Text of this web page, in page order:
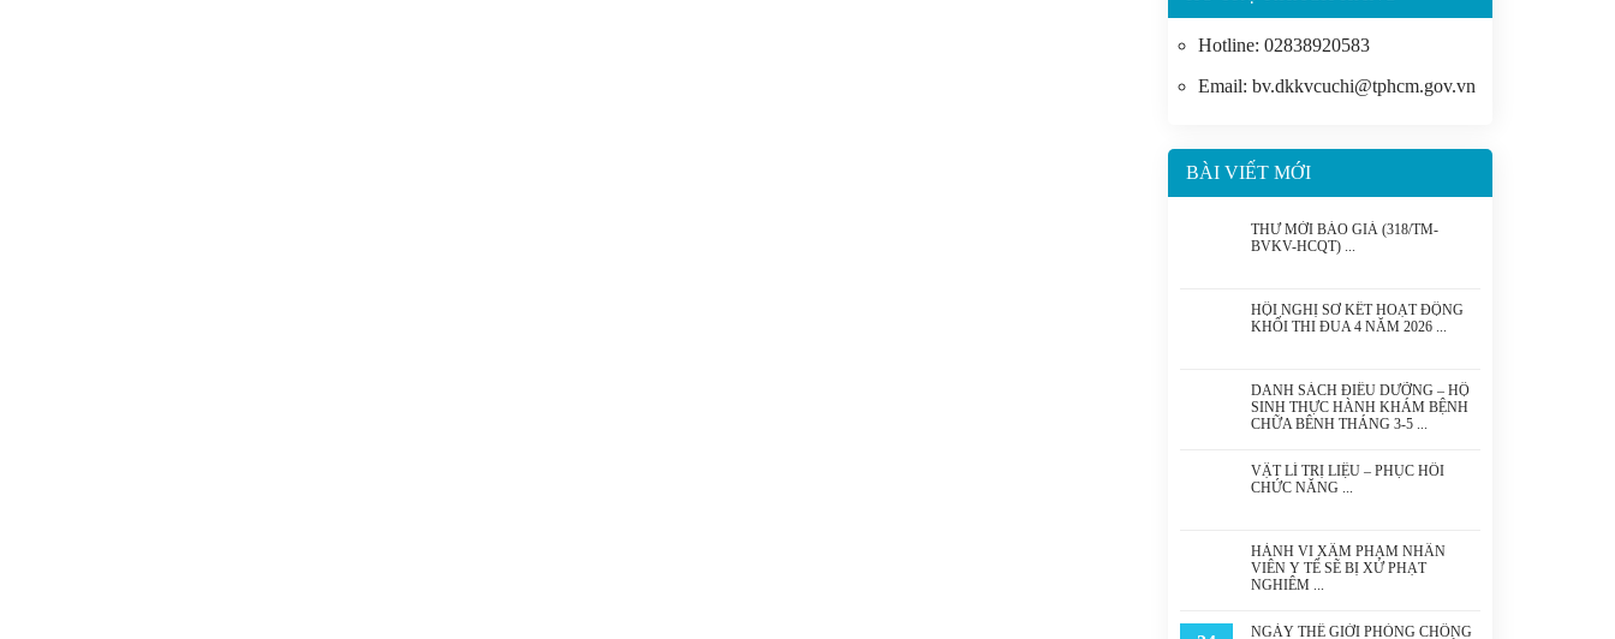
Hotline: 02838920583
Email: bv.dkkvcuchi@tphcm.gov.vn
BÀI VIẾT MỚI
THƯ MỜI BÁO GIÁ (318/TM-
BVKV-HCQT)
HỘI NGHỊ SƠ KẾT HOẠT ĐỘNG
KHỐI THI ĐUA 4 NĂM 2026
DANH SÁCH ĐIỀU DƯỠNG – HỘ
SINH THỰC HÀNH KHÁM BỆNH
CHỮA BỆNH THÁNG 3-5
VẬT LÍ TRỊ LIỆU – PHỤC HỒI
CHỨC NĂNG
HÀNH VI XÂM PHẠM NHÂN
VIÊN Y TẾ SẼ BỊ XỬ PHẠT
NGHIÊM
NGÀY THẾ GIỚI PHÒNG CHỐNG